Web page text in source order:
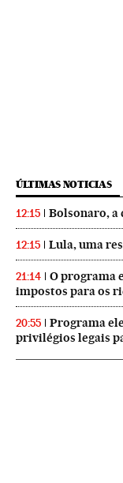
ÚLTIMAS NOTICIAS
12:15 Bolsonaro, a
12:15 Lula, uma
21:14
O programa
impostos para os
20:55
Programa
privilégios legais